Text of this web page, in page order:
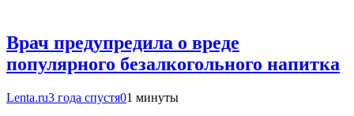
Врач предупредила о вреде
популярного безалкогольного напитка
Lenta.ru3 года спустя01 минуты